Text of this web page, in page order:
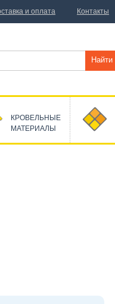
Найти
КРОВЕЛЬНЫЕ
МАТЕРИАЛЫ
и оплата Контакты